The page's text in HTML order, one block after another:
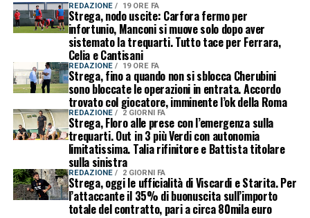
REDAZIONE 19 ORE FA
Strega, nodo uscite: Carfora fermo per
infortunio, Manconi si muove solo dopo aver
sistemato la trequarti. Tutto tace per Ferrara,
Celia e Cantisani
REDAZIONE 19 ORE FA
Strega, fino a quando non si sblocca Cherubini
sono bloccate le operazioni in entrata. Accordo
trovato col giocatore, imminente l’ok della Roma
REDAZIONE 2 GIORNI FA
Strega, Floro alle prese con l’emergenza sulla
trequarti. Out in 3 più Verdi con autonomia
limitatissima. Talia rifinitore e Battista titolare
sulla sinistra
REDAZIONE 2 GIORNI FA
Strega, oggi le ufficialità di Viscardi e Starita. Per
l’attaccante il 35% di buonuscita sull’importo
totale del contratto, pari a circa 80mila euro